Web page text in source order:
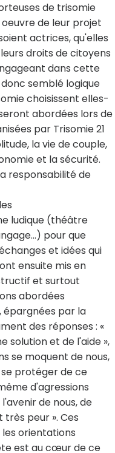
de trisomie
de leur projet
actrices, qu'elles
droits de citoyens
dans cette
semblé logique
choisissent elles-
abordées lors de
par Trisomie 21
la vie de couple,
et la sécurité.
responsabilité de
ludique (théâtre
pour que
et idées qui
ensuite mis en
et surtout
abordées
épargnées par la
des réponses : «
solution et de l'aide »,
se moquent de nous,
protéger de ce
d'agressions
l'avenir de nous, de
peur ». Ces
orientations
est au cœur de ce